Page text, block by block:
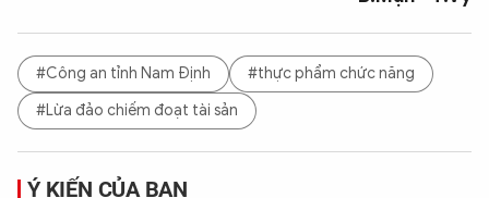
#Công an tỉnh Nam Định
#thực phẩm chức năng
#Lừa đảo chiếm đoạt tài sản
Ý KIẾN CỦA BẠN